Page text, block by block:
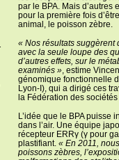
par le BPA. Mais d’autres
pour la première fois
animal, le poisson zèbre.
« Nos résultats suggèrent
avec la seule loupe des
d’autres effets, sur le
examinés », estime
génomique fonctionnelle
Lyon-I), qui a dirigé ces
la Fédération des
L’idée que le BPA puisse
dans l’air. Une équipe
récepteur ERRγ (γ pour
plastifiant. « En 2011,
poissons zèbres,